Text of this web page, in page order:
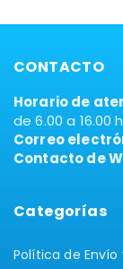
CONTACTO
Horario de
de 6.00 a 16.00
Correo
Contacto de
Categorías
Política de Envío